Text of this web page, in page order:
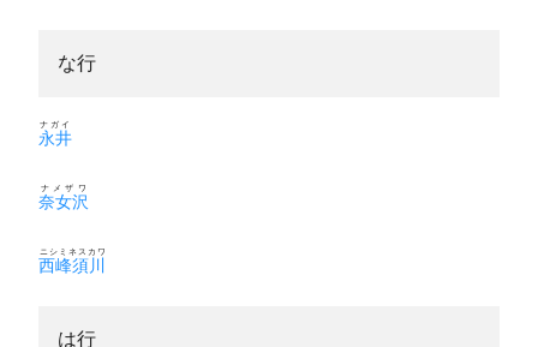
な行
永井
ナガイ
奈女沢
ナメザワ
西峰須川
ニシミネスカワ
は行